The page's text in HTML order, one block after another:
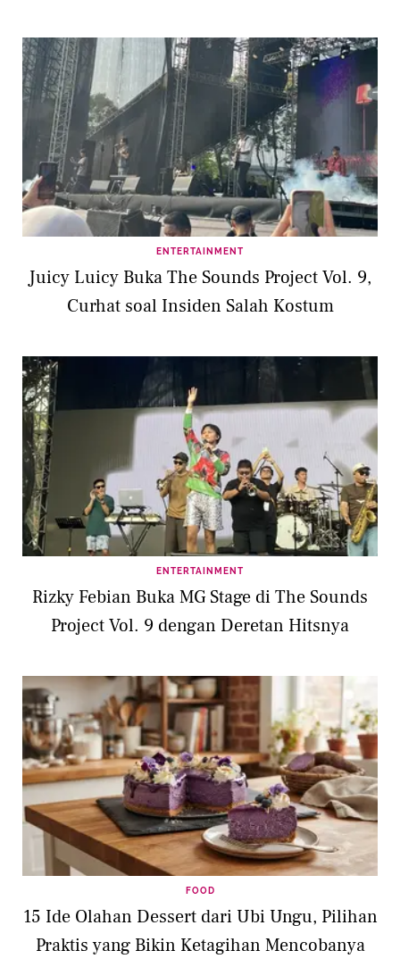
ENTERTAINMENT
Juicy Luicy Buka The Sounds Project Vol. 9,
Curhat soal Insiden Salah Kostum
ENTERTAINMENT
Rizky Febian Buka MG Stage di The Sounds
Project Vol. 9 dengan Deretan Hitsnya
FOOD
15 Ide Olahan Dessert dari Ubi Ungu, Pilihan
Praktis yang Bikin Ketagihan Mencobanya